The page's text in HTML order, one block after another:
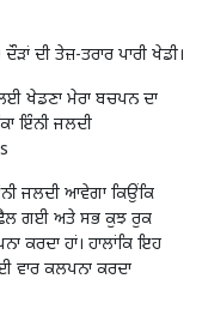
ਦੀ ਤੇਜ਼-ਤਰਾਰ ਪਾਰੀ ਖੇਡੀ।
ਖੇਡਣਾ ਮੇਰਾ ਬਚਪਨ ਦਾ
ਇੰਨੀ ਜਲਦੀ
ਜਲਦੀ ਆਵੇਗਾ ਕਿਉਂਕਿ
ਫੈਲ ਗਈ ਅਤੇ ਸਭ ਕੁਝ ਰੁਕ
ਕਰਦਾ ਹਾਂ। ਹਾਲਾਂਕਿ ਇਹ
ਵਾਰ ਕਲਪਨਾ ਕਰਦਾ